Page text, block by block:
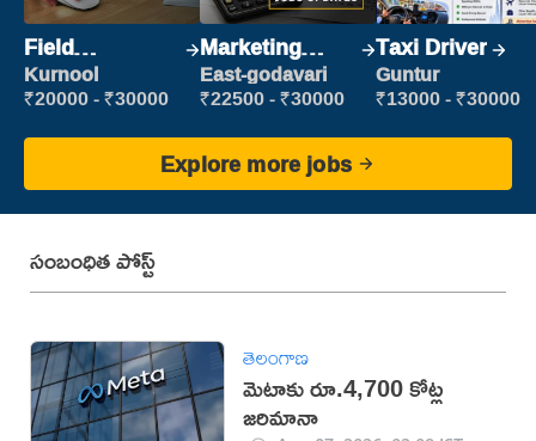
Field
Marketing
Executive
Kurnool
₹20000 - ₹30000
Marketing
Executive
East-godavari
₹22500 - ₹30000
Taxi Driver
Guntur
₹13000 - ₹30000
Explore more jobs
సంబంధిత పోస్ట్
తెలంగాణ
మెటాకు రూ.4,700 కోట్ల
జరిమానా